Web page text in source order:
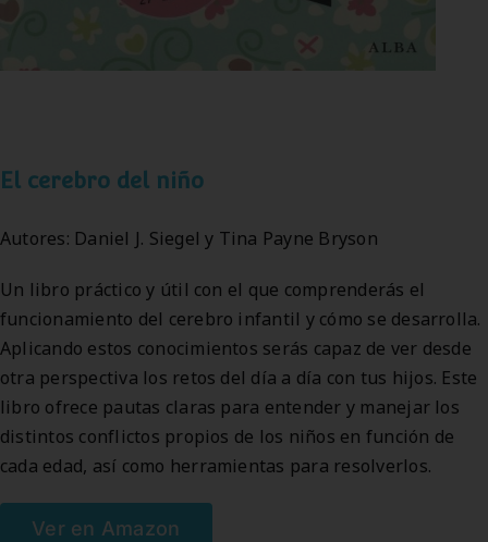
El cerebro del niño
Autores: Daniel J. Siegel y Tina Payne Bryson
Un libro práctico y útil con el que comprenderás el
funcionamiento del cerebro infantil y cómo se desarrolla.
Aplicando estos conocimientos serás capaz de ver desde
otra perspectiva los retos del día a día con tus hijos. Este
libro ofrece pautas claras para entender y manejar los
distintos conflictos propios de los niños en función de
cada edad, así como herramientas para resolverlos.
Ver en Amazon